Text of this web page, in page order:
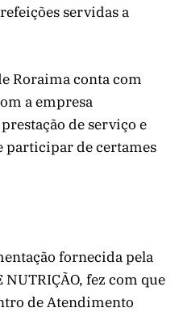
servidas a
Roraima conta com
a empresa
de serviço e
participar de certames
fornecida pela
NUTRIÇÃO, fez com que
de Atendimento